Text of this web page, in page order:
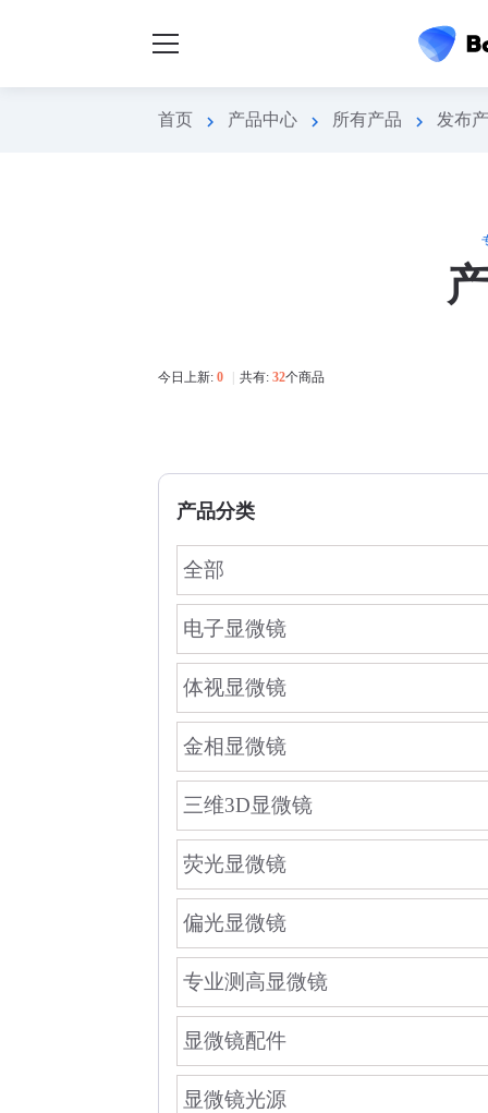
首页 chevron_right 产品中心 chevron_right 所有产品 chevron_right 发布
今日上新: 0 共有: 32个商品
产品分类
全部
电子显微镜
体视显微镜
金相显微镜
三维3D显微镜
荧光显微镜
偏光显微镜
专业测高显微镜
显微镜配件
显微镜光源